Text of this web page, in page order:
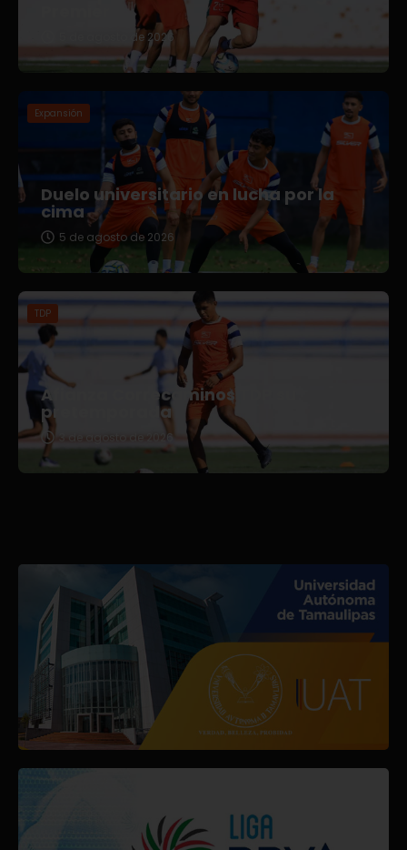
5 de agosto de 2026
Expansión
Duelo universitario en lucha por la
cima
5 de agosto de 2026
TDP
Afianza Correcaminos TDP su
pretemporada
3 de agosto de 2026